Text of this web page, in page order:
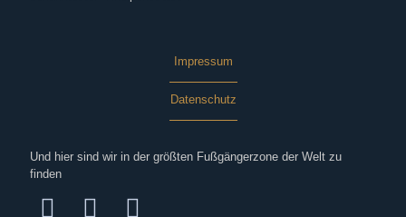
Impressum
Datenschutz
Und hier sind wir in der größten Fußgängerzone der Welt zu
finden